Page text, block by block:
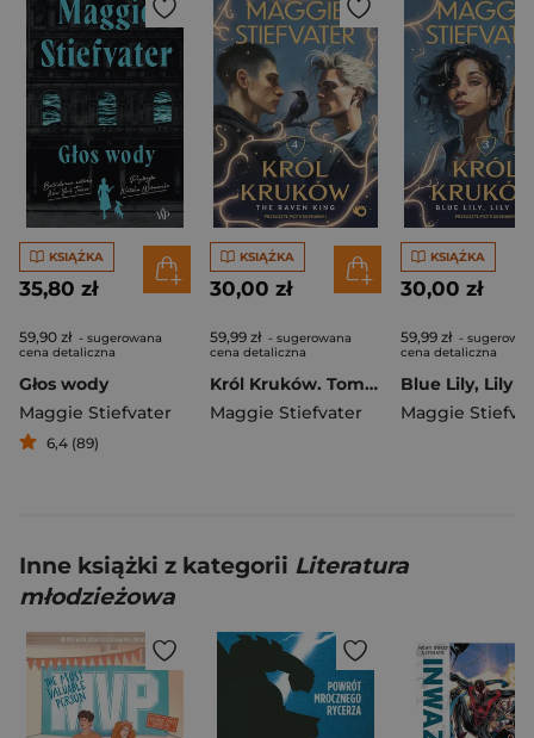
KSIĄŻKA
35,80 zł
59,90 zł - sugerowana
cena detaliczna
Głos wody
Maggie Stiefvater
6,4 (89)
KSIĄŻKA
30,00 zł
59,99 zł - sugerowana
cena detaliczna
Król Kruków. Tom 4. The Raven King
Maggie Stiefvater
KSIĄŻKA
30,00 zł
59,99 zł -
cena detaliczna
Maggie
Inne książki z kategorii Literatura
młodzieżowa